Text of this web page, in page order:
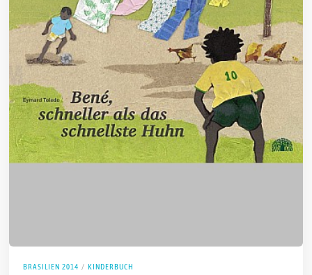
BRASILIEN 2014 / KINDERBUCH